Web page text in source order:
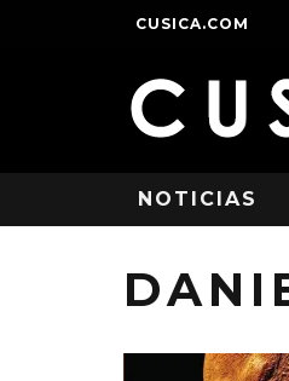
CUSICA.COM
NOTICIAS